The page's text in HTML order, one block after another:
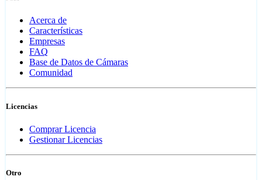
Acerca de
Características
Empresas
FAQ
Base de Datos de Cámaras
Comunidad
Licencias
Comprar Licencia
Gestionar Licencias
Otro